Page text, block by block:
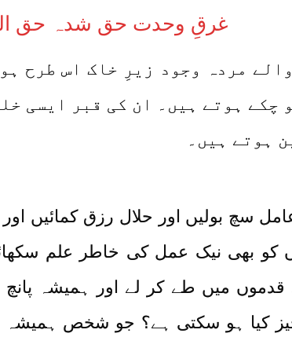
غرقِ وحدت حق شدہ حق
مردہ وجود زیرِ خاک اس طرح
چکے ہوتے ہیں۔ ان کی قبر ایسی
ہوتے ہیں۔
سچ بولیں اور حلال رزق کمائیں
کو بھی نیک عمل کی خاطر علم
میں طے کر لے اور ہمیشہ
کیا ہو سکتی ہے؟ جو شخص ہمیشہ